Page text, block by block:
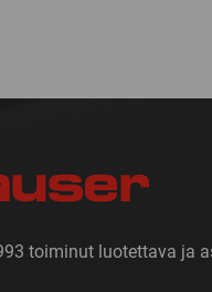
toiminut luotettava ja